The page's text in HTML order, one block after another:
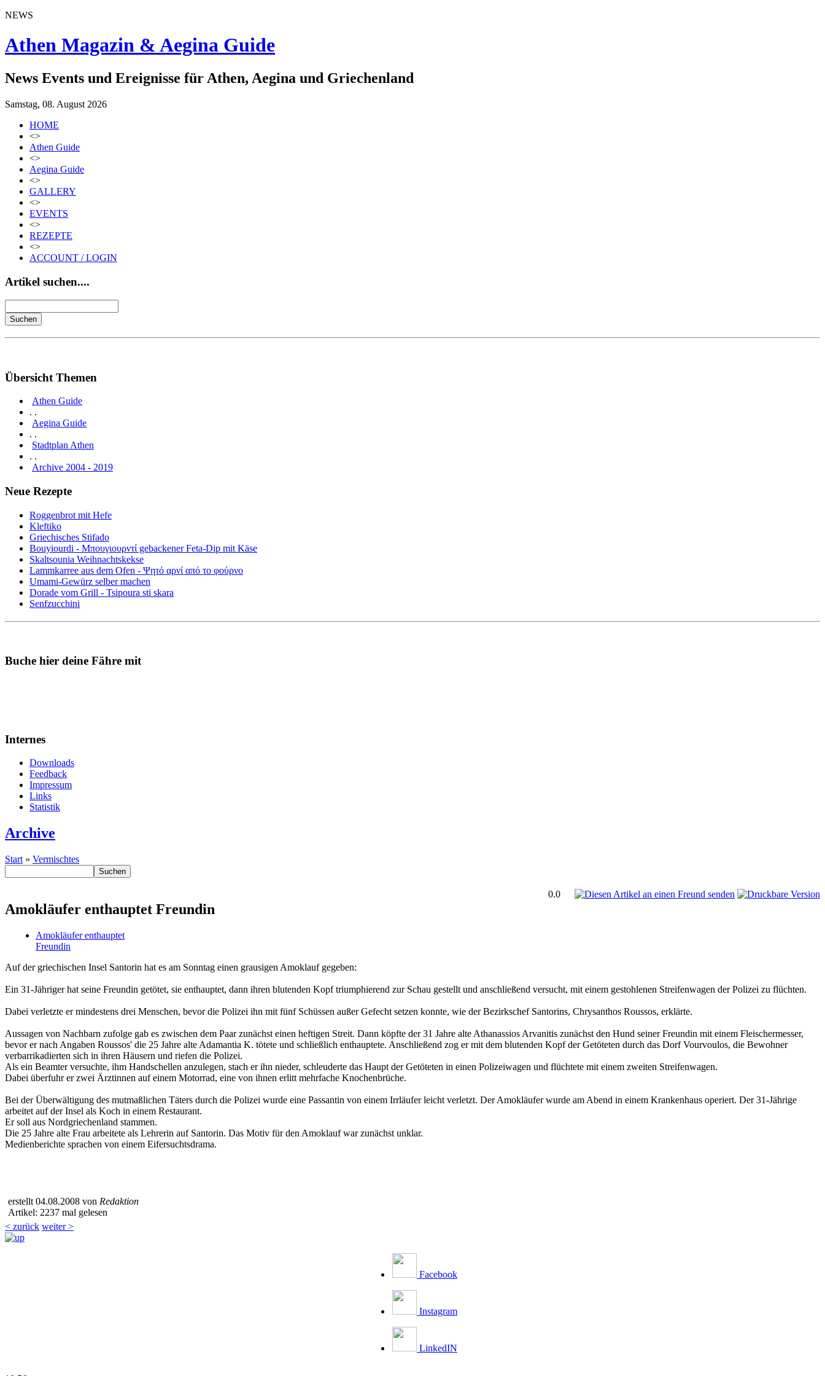
NEWS
Athen Magazin & Aegina Guide
News Events und Ereignisse für Athen, Aegina und Griechenland
Samstag, 08. August 2026
HOME
<>
Athen Guide
<>
Aegina Guide
<>
GALLERY
<>
EVENTS
<>
REZEPTE
<>
ACCOUNT / LOGIN
Artikel suchen....
Übersicht Themen
Athen Guide
. .
Aegina Guide
. .
Stadtplan Athen
. .
Archive 2004 - 2019
Neue Rezepte
Roggenbrot mit Hefe
Kleftiko
Griechisches Stifado
Bouyiourdi - Μπουγιουρντί gebackener Feta-Dip mit Käse
Skaltsounia Weihnachtskekse
Lammkarree aus dem Ofen - Ψητό αρνί από το φούρνο
Umami-Gewürz selber machen
Dorade vom Grill - Tsipoura sti skara
Senfzucchini
Buche hier deine Fähre mit
Internes
Downloads
Feedback
Impressum
Links
Statistik
Archive
Start » Vermischtes
0.0
Amokläufer enthauptet Freundin
Amokläufer enthauptet
Freundin
Auf der griechischen Insel Santorin hat es am Sonntag einen grausigen Amoklauf gegeben:
Ein 31-Jähriger hat seine Freundin getötet, sie enthauptet, dann ihren blutenden Kopf triumphierend zur Schau gestellt und anschließend versucht, mit einem gestohlenen Streifenwagen der Polizei zu flüchten.
Dabei verletzte er mindestens drei Menschen, bevor die Polizei ihn mit fünf Schüssen außer Gefecht setzen konnte, wie der Bezirkschef Santorins, Chrysanthos Roussos, erklärte.
Aussagen von Nachbarn zufolge gab es zwischen dem Paar zunächst einen heftigen Streit. Dann köpfte der 31 Jahre alte Athanassios Arvanitis zunächst den Hund seiner Freundin mit einem Fleischermesser,
bevor er nach Angaben Roussos' die 25 Jahre alte Adamantia K. tötete und schließlich enthauptete. Anschließend zog er mit dem blutenden Kopf der Getöteten durch das Dorf Vourvoulos, die Bewohner
verbarrikadierten sich in ihren Häusern und riefen die Polizei.
Als ein Beamter versuchte, ihm Handschellen anzulegen, stach er ihn nieder, schleuderte das Haupt der Getöteten in einen Polizeiwagen und flüchtete mit einem zweiten Streifenwagen.
Dabei überfuhr er zwei Ärztinnen auf einem Motorrad, eine von ihnen erlitt mehrfache Knochenbrüche.
Bei der Überwältigung des mutmaßlichen Täters durch die Polizei wurde eine Passantin von einem Irrläufer leicht verletzt. Der Amokläufer wurde am Abend in einem Krankenhaus operiert. Der 31-Jährige
arbeitet auf der Insel als Koch in einem Restaurant.
Er soll aus Nordgriechenland stammen.
Die 25 Jahre alte Frau arbeitete als Lehrerin auf Santorin. Das Motiv für den Amoklauf war zunächst unklar.
Medienberichte sprachen von einem Eifersuchtsdrama.
erstellt 04.08.2008 von Redaktion
Artikel: 2237 mal gelesen
< zurück weiter >
Facebook
Instagram
LinkedIN